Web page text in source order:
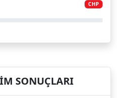
CHP
SONUÇLARI